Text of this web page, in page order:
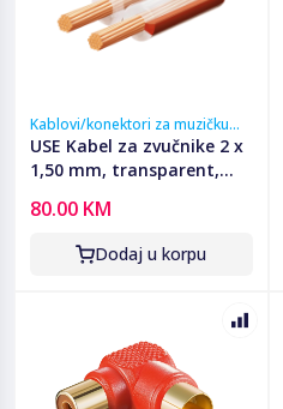
Kablovi/konektori za muzičku
opremu
USE Kabel za zvučnike 2 x
1,50 mm, transparent,
80.00 KM
Dodaj u korpu